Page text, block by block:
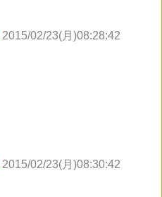
2015/02/23(月)08:28:42
2015/02/23(月)08:30:42